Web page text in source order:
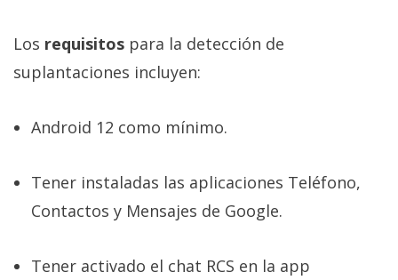
Los requisitos para la detección de
suplantaciones incluyen:
Android 12 como mínimo.
Tener instaladas las aplicaciones Teléfono,
Contactos y Mensajes de Google.
Tener activado el chat RCS en la app